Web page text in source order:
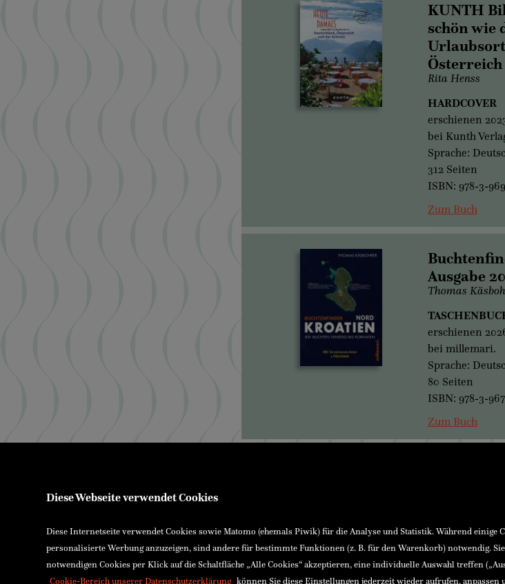
KUNTH
schön wie
Rita Henss
HARDCOVER
erschienen
bei Kunth
Sprache:
312 Seiten
ISBN: 978-3-
Zum Buch
Ausgabe
Thomas
erschienen
bei millemari.
Sprache:
80 Seiten
ISBN: 978-3-
Zum Buch
E-Reader & E-Books
Service für Bibliotheken
Widerrufsrecht
<VERTRAG WIDERRUFEN>
Raiffeisenkasse Haidershofen
IBAN: AT74 3227 8000 0004 8868
BIC: RLNWATWW278
Diese Webseite verwendet Cookies
Diese Internetseite verwendet Cookies sowie Matomo (ehemals Piwik) für die Analyse und Statistik. Während
personalisierte Werbung anzuzeigen, sind andere für bestimmte Funktionen (z. B. für den Warenkorb) notwendig.
notwendigen Cookies per Klick auf die Schaltfläche „Alle Cookies“ akzeptieren, eine individuelle Auswahl treffen
Cookie-Bereich unserer Datenschutzerklärung können Sie diese Einstellungen jederzeit wieder aufrufen,